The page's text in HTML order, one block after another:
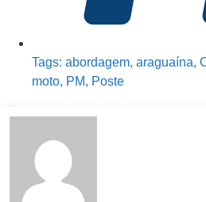
Tags: abordagem, araguaína,
moto, PM, Poste